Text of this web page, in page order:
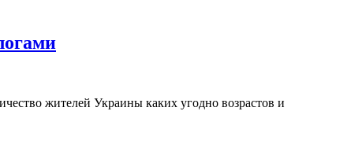
жителей Украины каких угодно возрастов и